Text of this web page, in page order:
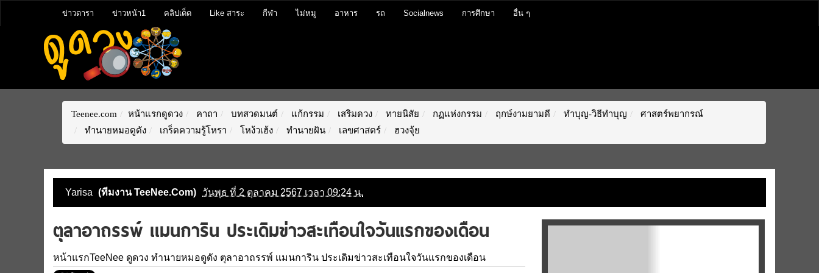
ข่าวดารา ข่าวหน้า1 คลิปเด็ด Like สาระ กีฬา ไม่หมู อาหาร รถ Socialnews การศึกษา อื่น ๆ
Teenee.com หน้าแรกดูดวง คาถา บทสวดมนต์ แก้กรรม เสริมดวง ทายนิสัย กฏแห่งกรรม ฤกษ์งามยามดี ทำบุญ-วิธีทำบุญ
ศาสตร์พยากรณ์
ทำนายหมอดูดัง
เกร็ดความรู้โหรา โหง้วเฮ้ง ทำนายฝัน เลขศาสตร์ ฮวงจุ้ย
Yarisa (ทีมงาน TeeNee.Com) วันพุธ ที่ 2 ตุลาคม 2567 เวลา 09:24 น.
ตุลาอาถรรพ์ เเมนการิน ประเดิมข่าวสะเทือนใจวันแรกของเดือน
หน้าแรกTeeNee ดูดวง ทำนายหมอดูดัง ตุลาอาถรรพ์ เเมนการิน ประเดิมข่าวสะเทือนใจวันแรกของเดือน